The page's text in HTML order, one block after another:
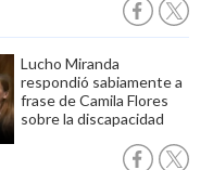
Lucho Miranda
respondió sabiamente a
frase de Camila Flores
sobre la discapacidad